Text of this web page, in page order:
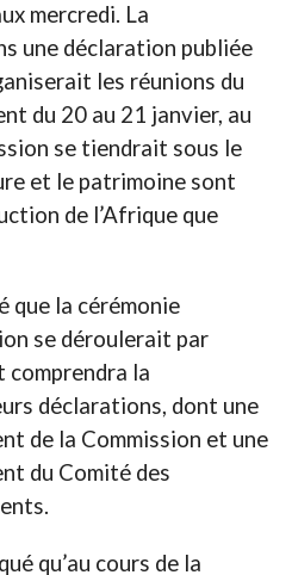
mercredi. La
une déclaration publiée
les réunions du
du 20 au 21 janvier, au
se tiendrait sous le
et le patrimoine sont
de l’Afrique que
que la cérémonie
se déroulerait par
comprendra la
déclarations, dont une
de la Commission et une
du Comité des
qu’au cours de la